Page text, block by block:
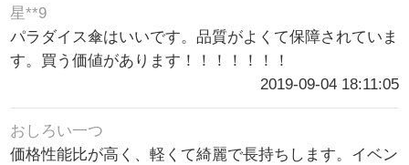
星**9
パラダイス傘はいいです。品質がよくて保障されていま
す。買う価値があります！！！！！！！
2019-09-04 18:11:05
おしろい一つ
価格性能比が高く、軽くて綺麗で長持ちします。イベン